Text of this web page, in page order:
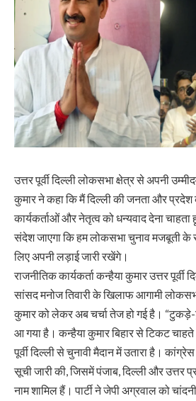
उत्तर पूर्वी दिल्ली लोकसभा क्षेत्र से अपनी
कुमार ने कहा कि मैं दिल्ली की जनता और प्रदेश
कार्यकर्ताओं और नेतृत्व को धन्यवाद देना
संदेश जाएगा कि हम लोकसभा चुनाव मजबूती
लिए अपनी लड़ाई जारी रखेंगे।
राजनीतिक कार्यकर्ता कन्हैया कुमार उत्तर पूर्वी
सांसद मनोज तिवारी के खिलाफ आगामी
कुमार को लेकर अब चर्चा तेज हो गई है।
आ गया है। कन्हैया कुमार बिहार से टिकट चाहते
पूर्वी दिल्ली से चुनावी मैदान में उतारा है।
सूची जारी की, जिसमें पंजाब, दिल्ली और उत्तर
नाम शामिल हैं। पार्टी ने जेपी अग्रवाल को